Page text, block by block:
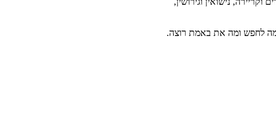
לחפש ומה את באמת רוצה.